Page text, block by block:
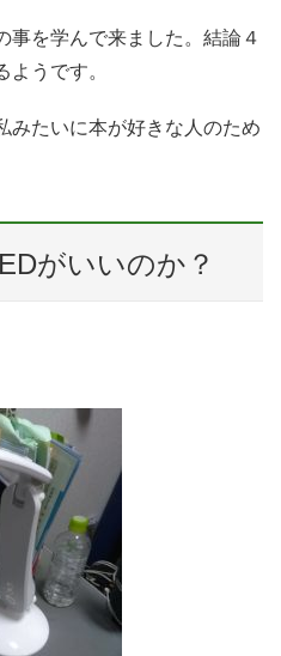
事を学んで来ました。結論４
ようです。
たいに本が好きな人のため
がいいのか？